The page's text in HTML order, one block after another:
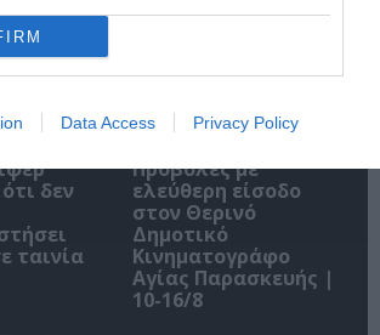
Data Access Privacy Policy
δεν
ταινία
Προβολές με
ελεύθερη είσοδο
στον Θερινό
Δημοτικό
Κινηματογράφο
Αγίας Παρασκευής |
10-16/8